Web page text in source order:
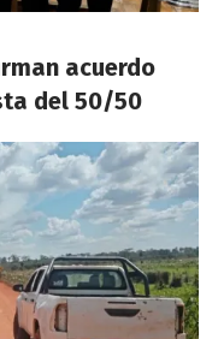
acuerdo
del 50/50